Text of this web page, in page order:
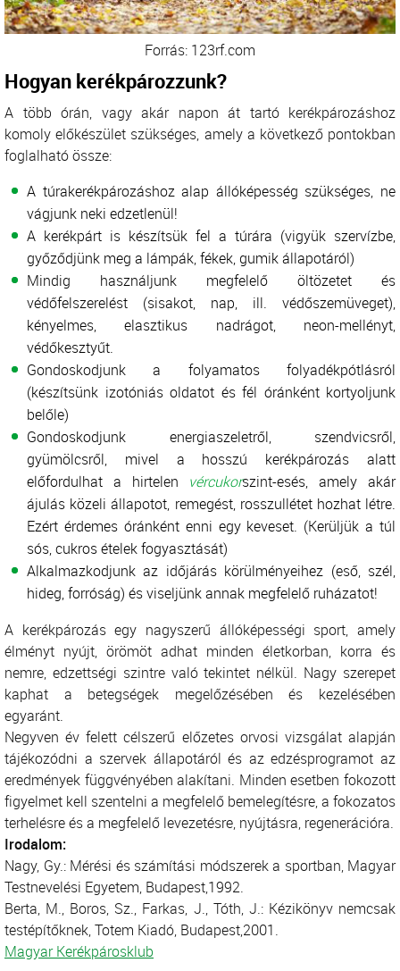
Forrás: 123rf.com
Hogyan kerékpározzunk?
A több órán, vagy akár napon át tartó kerékpározáshoz
komoly előkészület szükséges, amely a következő pontokban
foglalható össze:
A túrakerékpározáshoz alap állóképesség szükséges, ne
vágjunk neki edzetlenül!
A kerékpárt is készítsük fel a túrára (vigyük szervízbe,
győződjünk meg a lámpák, fékek, gumik állapotáról)
Mindig használjunk megfelelő öltözetet és
védőfelszerelést (sisakot, nap, ill. védőszemüveget),
kényelmes, elasztikus nadrágot, neon-mellényt,
védőkesztyűt.
Gondoskodjunk a folyamatos folyadékpótlásról
(készítsünk izotóniás oldatot és fél óránként kortyoljunk
belőle)
Gondoskodjunk energiaszeletről, szendvicsről,
gyümölcsről, mivel a hosszú kerékpározás alatt
előfordulhat a hirtelen vércukorszint-esés, amely akár
ájulás közeli állapotot, remegést, rosszullétet hozhat létre.
Ezért érdemes óránként enni egy keveset. (Kerüljük a túl
sós, cukros ételek fogyasztását)
Alkalmazkodjunk az időjárás körülményeihez (eső, szél,
hideg, forróság) és viseljünk annak megfelelő ruházatot!
A kerékpározás egy nagyszerű állóképességi sport, amely
élményt nyújt, örömöt adhat minden életkorban, korra és
nemre, edzettségi szintre való tekintet nélkül. Nagy szerepet
kaphat a betegségek megelőzésében és kezelésében
egyaránt.
Negyven év felett célszerű előzetes orvosi vizsgálat alapján
tájékozódni a szervek állapotáról és az edzésprogramot az
eredmények függvényében alakítani. Minden esetben fokozott
figyelmet kell szentelni a megfelelő bemelegítésre, a fokozatos
terhelésre és a megfelelő levezetésre, nyújtásra, regenerációra.
Irodalom:
Nagy, Gy.: Mérési és számítási módszerek a sportban, Magyar
Testnevelési Egyetem, Budapest,1992.
Berta, M., Boros, Sz., Farkas, J., Tóth, J.: Kézikönyv nemcsak
testépítőknek, Totem Kiadó, Budapest,2001.
Magyar Kerékpárosklub